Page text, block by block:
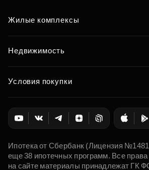
Жилые комплексы
Недвижимость
Условия покупки
Ипотека от Сбербанк (Лицензия №1481
еще 38 ипотечных программ. Все
на сайте материалы принадлежат ГК